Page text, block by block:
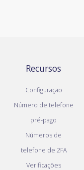
Recursos
Configuração
Número de telefone
pré-pago
Números de
telefone de 2FA
Verificações